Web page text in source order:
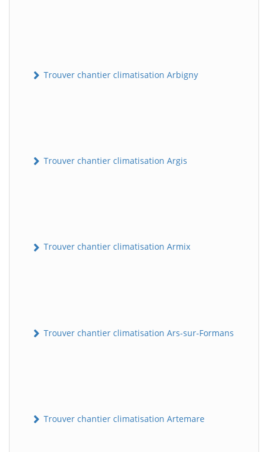
Trouver chantier climatisation Arbigny
Trouver chantier climatisation Argis
Trouver chantier climatisation Armix
Trouver chantier climatisation Ars-sur-Formans
Trouver chantier climatisation Artemare